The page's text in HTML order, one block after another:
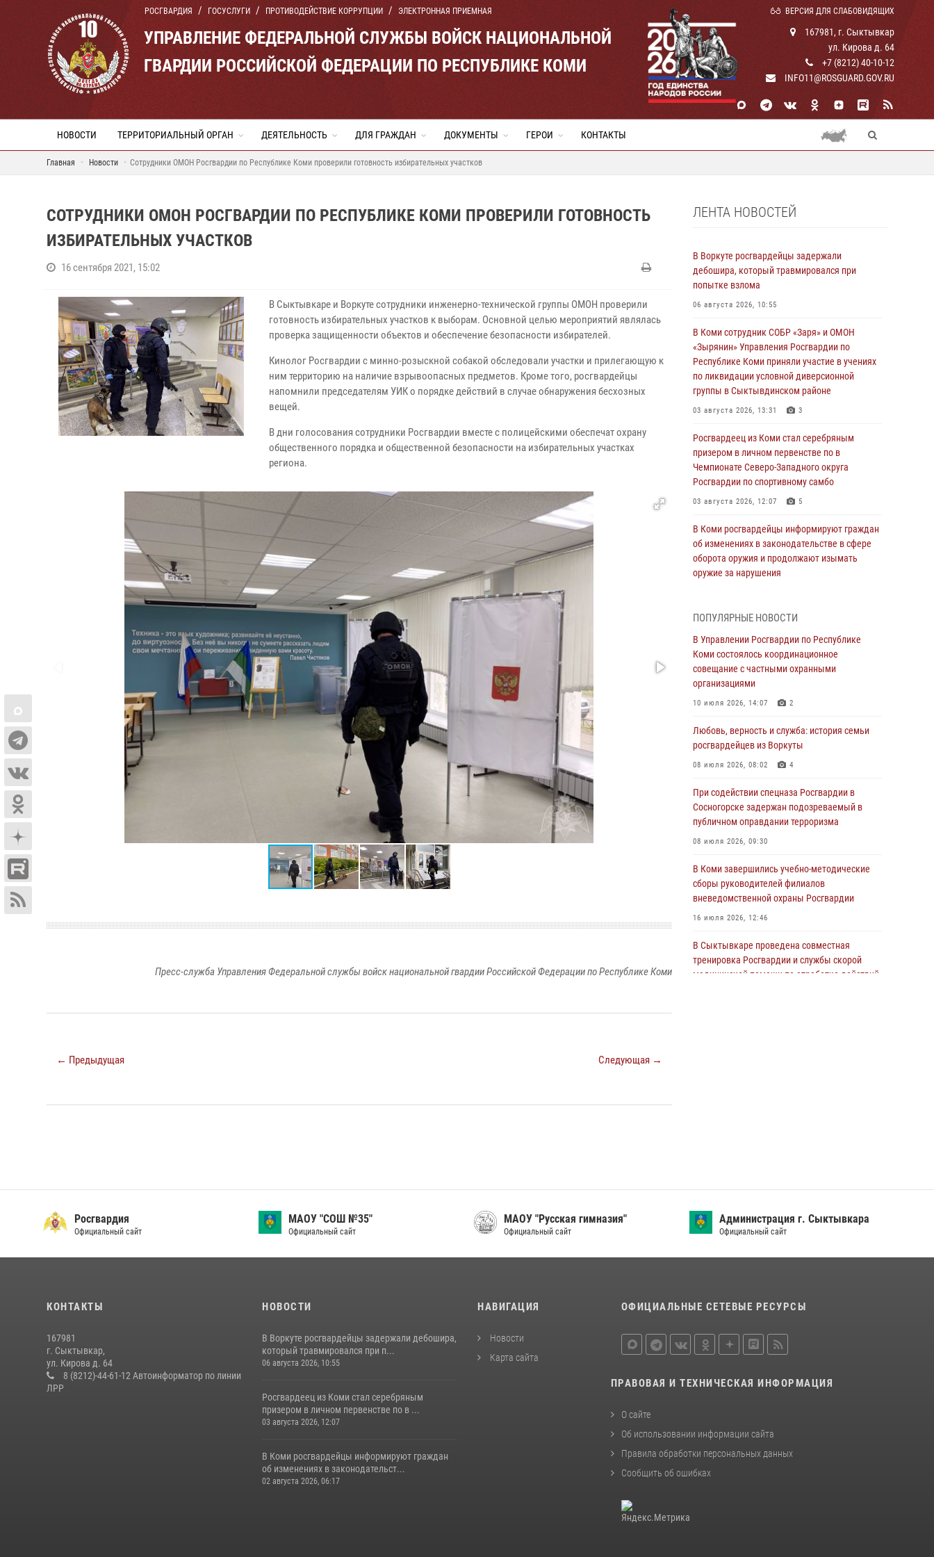
РОСГВАРДИЯ ГОСУСЛУГИ ПРОТИВОДЕЙСТВИЕ КОРРУПЦИИ ЭЛЕКТРОННАЯ ПРИЕМНАЯ ВЕРСИЯ ДЛЯ СЛАБОВИДЯЩИХ
УПРАВЛЕНИЕ ФЕДЕРАЛЬНОЙ СЛУЖБЫ ВОЙСК НАЦИОНАЛЬНОЙ
ГВАРДИИ РОССИЙСКОЙ ФЕДЕРАЦИИ ПО РЕСПУБЛИКЕ КОМИ
167981, г. Сыктывкар
ул. Кирова д. 64
+7 (8212) 40-10-12
INFO11@ROSGUARD.GOV.RU
НОВОСТИ ТЕРРИТОРИАЛЬНЫЙ ОРГАН ДЕЯТЕЛЬНОСТЬ ДЛЯ ГРАЖДАН ДОКУМЕНТЫ ГЕРОИ КОНТАКТЫ
Главная Новости Сотрудники ОМОН Росгвардии по Республике Коми проверили готовность избирательных участков
СОТРУДНИКИ ОМОН РОСГВАРДИИ ПО РЕСПУБЛИКЕ КОМИ ПРОВЕРИЛИ ГОТОВНОСТЬ
ИЗБИРАТЕЛЬНЫХ УЧАСТКОВ
16 сентября 2021, 15:02
В Сыктывкаре и Воркуте сотрудники инженерно-технической группы ОМОН проверили
готовность избирательных участков к выборам. Основной целью мероприятий являлась
проверка защищенности объектов и обеспечение безопасности избирателей.
Кинолог Росгвардии с минно-розыскной собакой обследовали участки и прилегающую к
ним территорию на наличие взрывоопасных предметов. Кроме того, росгвардейцы
напомнили председателям УИК о порядке действий в случае обнаружения бесхозных
вещей.
В дни голосования сотрудники Росгвардии вместе с полицейскими обеспечат охрану
общественного порядка и общественной безопасности на избирательных участках
региона.
Пресс-служба Управления Федеральной службы войск национальной гвардии Российской Федерации по Республике Коми
← Предыдущая Следующая →
ЛЕНТА НОВОСТЕЙ
В Воркуте росгвардейцы задержали
дебошира, который травмировался при
попытке взлома
06 августа 2026, 10:55
В Коми сотрудник СОБР «Заря» и ОМОН
«Зырянин» Управления Росгвардии по
Республике Коми приняли участие в учениях
по ликвидации условной диверсионной
группы в Сыктывдинском районе
03 августа 2026, 13:31 3
Росгвардеец из Коми стал серебряным
призером в личном первенстве по в
Чемпионате Северо-Западного округа
Росгвардии по спортивному самбо
03 августа 2026, 12:07 5
В Коми росгвардейцы информируют граждан
об изменениях в законодательстве в сфере
оборота оружия и продолжают изымать
оружие за нарушения
В Койгородском районе местный житель
обратился в Росгвардию для добровольной
сдачи оружия
31 июля 2026, 10:55
Временно исполняющий обязанности
Республике Коми лично проверил ДОЛ
31 июля 2026, 06:57 8
В Усинске росгвардейцы оперативно
отработали план «Квартал»
30 июля 2026, 13:53
ежегодного Всероссийского конкурса
профессионального мастерства среди
сотрудников вневедомственной охраны
В Сыктывкаре росгвардейцы приняли
участие в молебне в рамках Дня Крещения
ПОПУЛЯРНЫЕ НОВОСТИ
В Управлении Росгвардии по Республике
Коми состоялось координационное
совещание с частными охранными
организациями
10 июля 2026, 14:07 2
Любовь, верность и служба: история семьи
росгвардейцев из Воркуты
08 июля 2026, 08:02 4
При содействии спецназа Росгвардии в
Сосногорске задержан подозреваемый в
публичном оправдании терроризма
08 июля 2026, 09:30
В Коми завершились учебно-методические
сборы руководителей филиалов
вневедомственной охраны Росгвардии
16 июля 2026, 12:46
В Сыктывкаре проведена совместная
тренировка Росгвардии и службы скорой
медицинской помощи по отработке действий
За прошедшую неделю сотрудники
100 тревог, поступивших с охраняемых
объектов
В Сыктывкаре состоялась торжественная
присяга для военнослужащих по призыву в
Росгвардии
Росгвардия
Официальный сайт
МАОУ "СОШ №35"
Официальный сайт
МАОУ "Русская гимназия"
Официальный сайт
Администрация г. Сыктывкара
Официальный сайт
КОНТАКТЫ
167981
г. Сыктывкар,
ул. Кирова д. 64
8 (8212)-44-61-12 Автоинформатор по линии
ЛРР
НОВОСТИ
В Воркуте росгвардейцы задержали дебошира,
который травмировался при п...
06 августа 2026, 10:55
Росгвардеец из Коми стал серебряным
призером в личном первенстве по в ...
03 августа 2026, 12:07
В Коми росгвардейцы информируют граждан
об изменениях в законодательст...
02 августа 2026, 06:17
НАВИГАЦИЯ
Новости
Карта сайта
ОФИЦИАЛЬНЫЕ СЕТЕВЫЕ РЕСУРСЫ
ПРАВОВАЯ И ТЕХНИЧЕСКАЯ ИНФОРМАЦИЯ
О сайте
Об использовании информации сайта
Правила обработки персональных данных
Сообщить об ошибках